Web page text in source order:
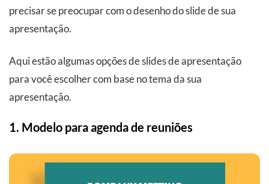
precisar se preocupar com o desenho do slide de sua
apresentação.
Aqui estão algumas opções de slides de apresentação
para você escolher com base no tema da sua
apresentação.
1. Modelo para agenda de reuniões